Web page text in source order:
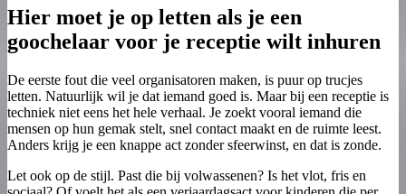
Hier moet je op letten als je een
goochelaar voor je receptie wilt inhuren
De eerste fout die veel organisatoren maken, is puur op trucjes
letten. Natuurlijk wil je dat iemand goed is. Maar bij een receptie is
techniek niet eens het hele verhaal. Je zoekt vooral iemand die
mensen op hun gemak stelt, snel contact maakt en de ruimte leest.
Anders krijg je een knappe act zonder sfeerwinst, en dat is zonde.
Let ook op de stijl. Past die bij volwassenen? Is het vlot, fris en